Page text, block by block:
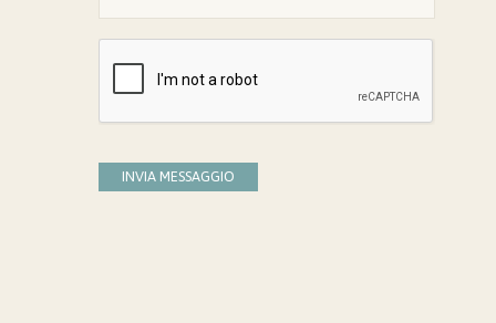
INVIA MESSAGGIO